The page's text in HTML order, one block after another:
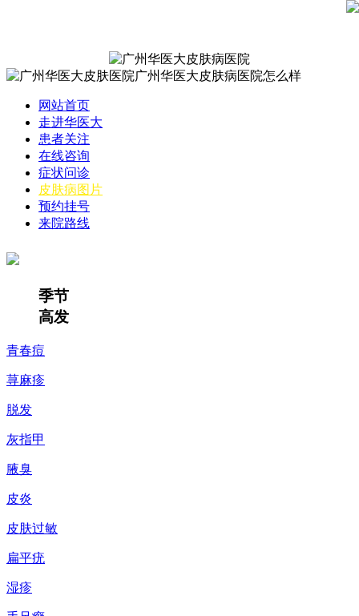
网站首页
走进华医大
患者关注
在线咨询
症状问诊
皮肤病图片
预约挂号
来院路线
季节
高发
青春痘
荨麻疹
脱发
灰指甲
腋臭
皮炎
皮肤过敏
扁平疣
湿疹